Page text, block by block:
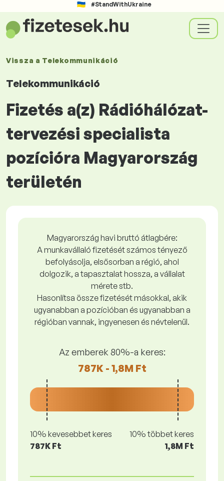
#StandWithUkraine
Vissza a Telekommunikáció
Telekommunikáció
Fizetés a(z) Rádióhálózat-
tervezési specialista
pozícióra Magyarország
területén
Magyarország havi bruttó átlagbére:
A munkavállaló fizetését számos tényező
befolyásolja, elsősorban a régió, ahol
dolgozik, a tapasztalat hossza, a vállalat
mérete stb.
Hasonlítsa össze fizetését másokkal, akik
ugyanabban a pozícióban és ugyanabban a
régióban vannak, ingyenesen és névtelenül.
Az emberek 80%-a keres:
787K - 1,8M Ft
10% kevesebbet keres
787K Ft
10% többet keres
1,8M Ft